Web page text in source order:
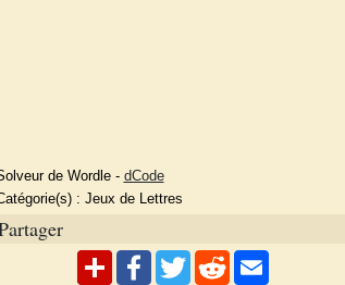
de Wordle- dCode
: Jeux de Lettres